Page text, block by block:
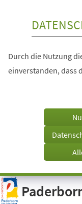
Visuelle
Assistenzsoftware
öffnen.
Durch die Nutzung
einverstanden, dass